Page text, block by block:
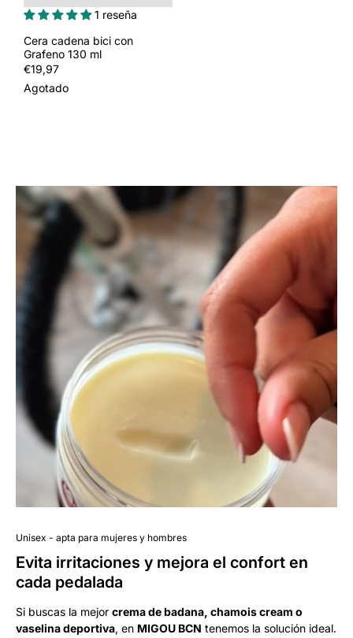
1 reseña
Cera cadena bici con
Grafeno 130 ml
Precio
habitual
€19,97
Agotado
Unisex - apta para mujeres y hombres
Evita irritaciones y mejora el confort en
cada pedalada
Si buscas la mejor crema de badana, chamois cream o
vaselina deportiva, en MIGOU BCN tenemos la solución ideal.